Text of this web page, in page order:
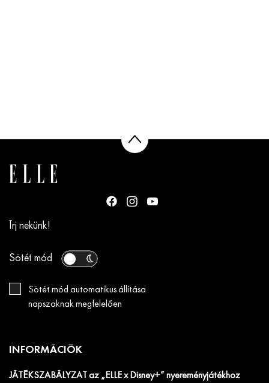
Írj nekünk!
Sötét mód
Sötét mód automatikus állítása
napszaknak megfelelően
INFORMÁCIÓK
JÁTÉKSZABÁLYZAT az „ELLE x Disney+” nyereményjátékhoz